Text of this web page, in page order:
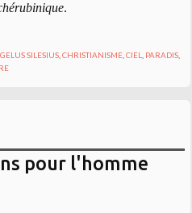
.
SILESIUS, CHRISTIANISME, CIEL PARADIS,
pour l'homme